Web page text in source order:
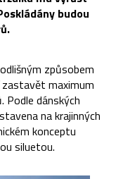
budou
způsobem
maximum
Podle dánských
na krajinných
konceptu
siluetou.